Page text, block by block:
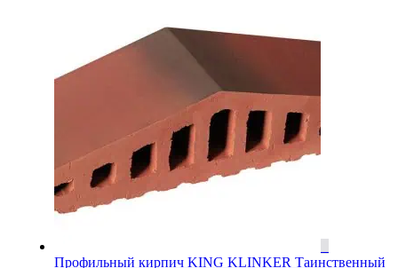
Профильный кирпич KING KLINKER Таинственный